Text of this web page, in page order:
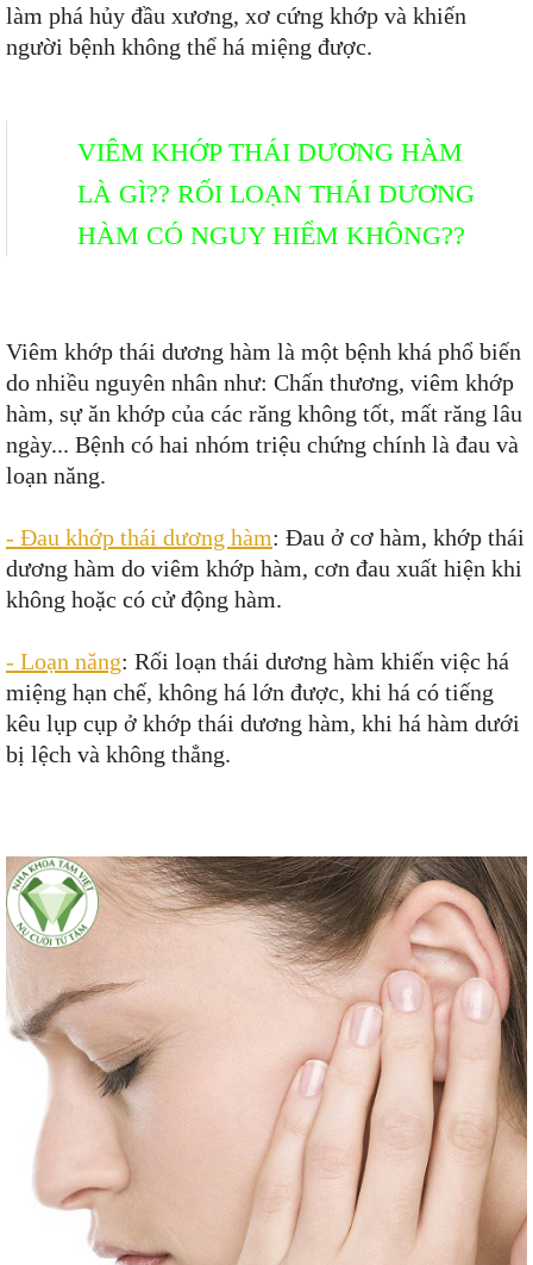
làm phá hủy đầu xương, xơ cứng khớp và khiến
người bệnh không thể há miệng được.
VIÊM KHỚP THÁI DƯƠNG HÀM
LÀ GÌ?? RỐI LOẠN THÁI DƯƠNG
HÀM CÓ NGUY HIỂM KHÔNG??
Viêm khớp thái dương hàm là một bệnh khá phổ biến
do nhiều nguyên nhân như: Chấn thương, viêm khớp
hàm, sự ăn khớp của các răng không tốt, mất răng lâu
ngày... Bệnh có hai nhóm triệu chứng chính là đau và
loạn năng.
- Đau khớp thái dương hàm: Đau ở cơ hàm, khớp thái
dương hàm do viêm khớp hàm, cơn đau xuất hiện khi
không hoặc có cử động hàm.
- Loạn năng: Rối loạn thái dương hàm khiến việc há
miệng hạn chế, không há lớn được, khi há có tiếng
kêu lụp cụp ở khớp thái dương hàm, khi há hàm dưới
bị lệch và không thẳng.